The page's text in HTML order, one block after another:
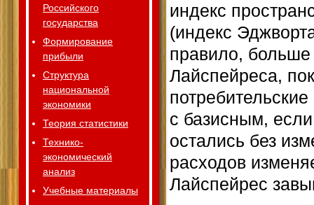
индекс
(индекс
правило,
Лайспейреса,
с базисным,
остались без
расходов
Лайспейрес
Российского
государства
Формирование
прибыли
Структура
национальной
экономики
Теория статистики
Технико-
экономический
анализ
Учебные материалы